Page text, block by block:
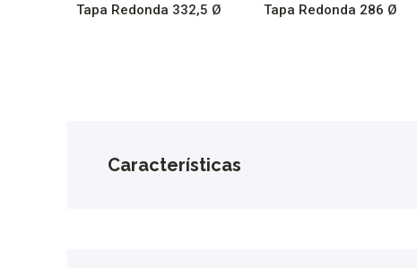
Tapa Redonda 332,5 Ø Tapa Redonda 286 Ø
Características